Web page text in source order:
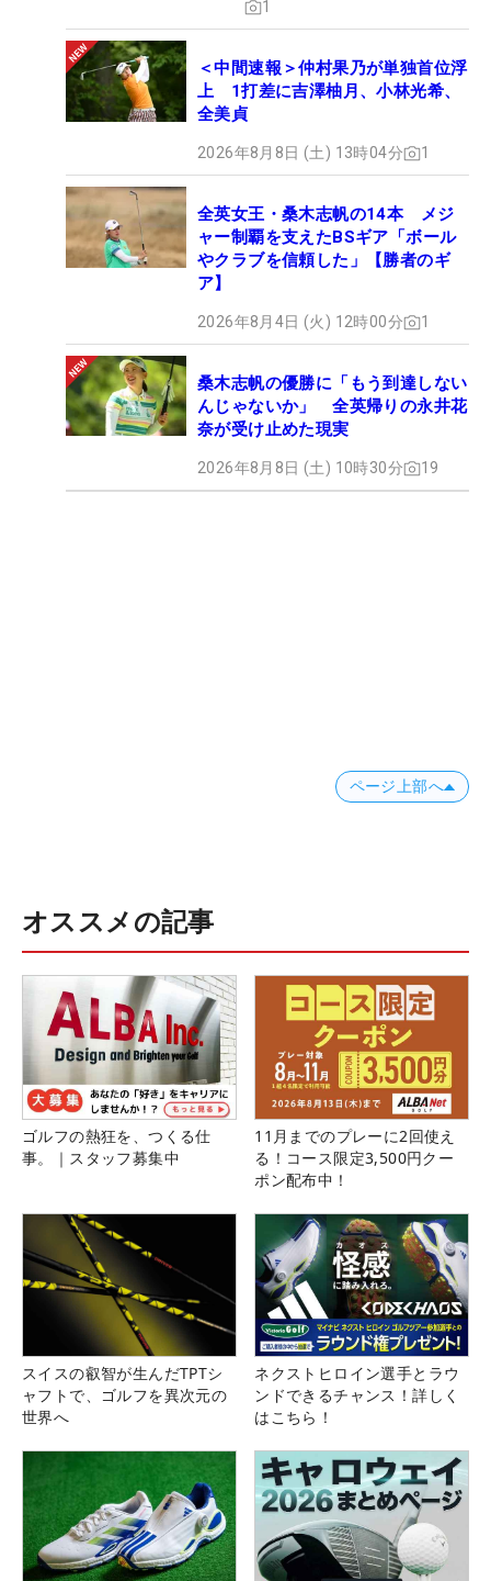
1
＜中間速報＞仲村果乃が単独首位浮
上 1打差に吉澤柚月、小林光希、
全美貞
2026年8月8日 (土) 13時04分 1
全英女王・桑木志帆の14本 メジ
ャー制覇を支えたBSギア「ボール
やクラブを信頼した」【勝者のギ
ア】
2026年8月4日 (火) 12時00分 1
桑木志帆の優勝に「もう到達しない
んじゃないか」 全英帰りの永井花
奈が受け止めた現実
2026年8月8日 (土) 10時30分 19
ページ上部へ
オススメの記事
ゴルフの熱狂を、つくる仕
事。｜スタッフ募集中
11月までのプレーに2回使え
る！コース限定3,500円クー
ポン配布中！
スイスの叡智が生んだTPTシ
ャフトで、ゴルフを異次元の
世界へ
ネクストヒロイン選手とラウ
ンドできるチャンス！詳しく
はこちら！